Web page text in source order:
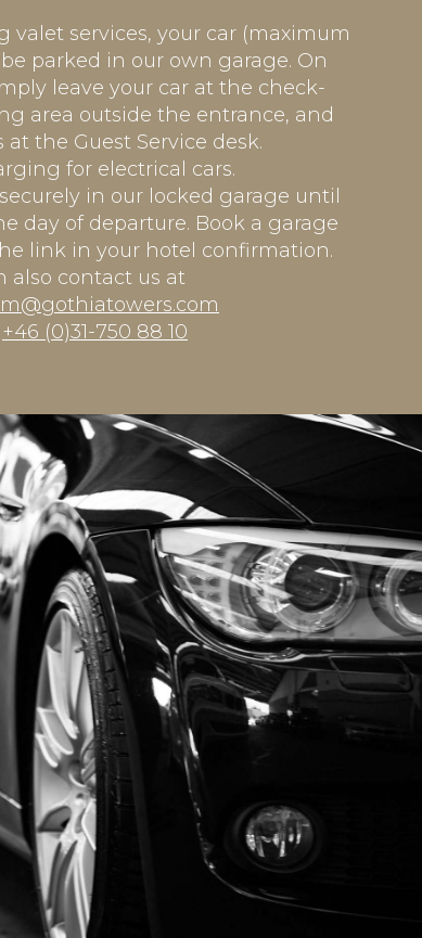
valet services, your car (maximum
parked in our own garage. On
leave your car at the check-
area outside the entrance, and
at the Guest Service desk.
for electrical cars.
in our locked garage until
day of departure. Book a garage
link in your hotel confirmation.
also contact us at
+46 (0)31-750 88 10